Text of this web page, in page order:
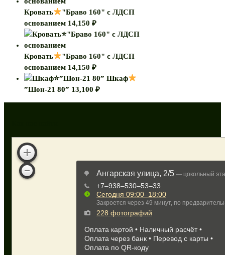
Кровать
"Браво 160" с ЛДСП
основанием 14,150 ₽
Кровать
"Браво 160" с ЛДСП
основанием 14,150 ₽
Шкаф
”Шон-21 80” 13,100 ₽